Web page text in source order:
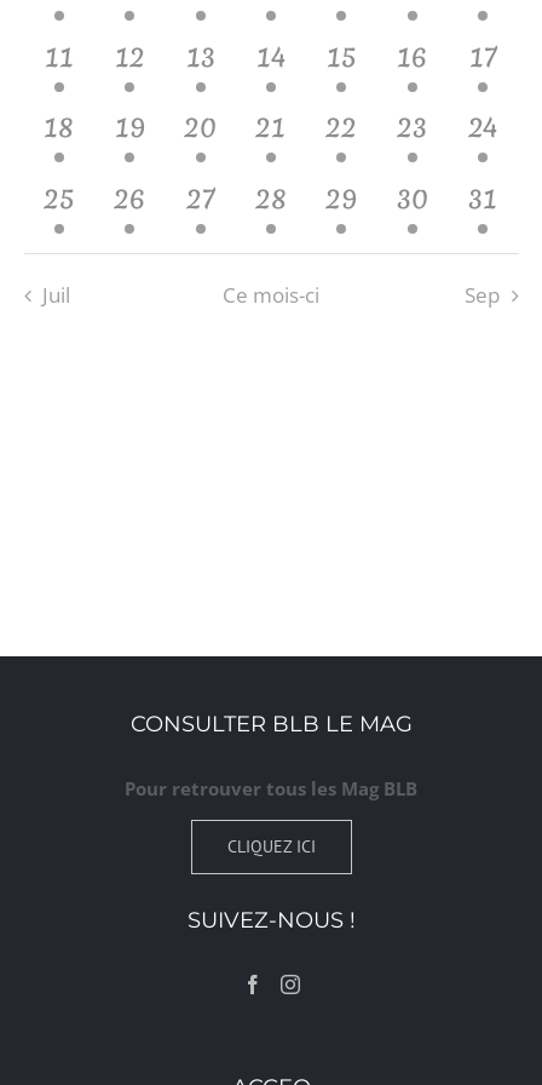
évènements,
évènements,évènements,
4
11
4
12
4
13
4
14
4
15
5
16
4
17
2
18
2
évènements,
19
2
évènements,
20
2
21
2
22
2
23
2
24
2
évènements,
25
1
évènement,
26
1
évènement,
27
1
évènement,
28
2
évènements,
29
2
30
1
31
Juil Ce mois-ci Sep
CONSULTER BLB LE MAG
Pour retrouver tous les Mag BLB
CLIQUEZ ICI
SUIVEZ-NOUS !